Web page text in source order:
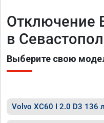
Отключение
в
Выберите свою
Volvo XC60 I 2.0 D3 136